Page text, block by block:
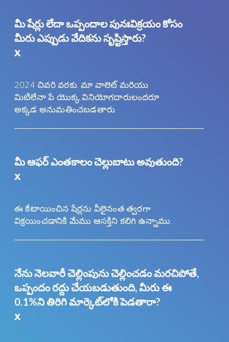
మీ షేర్లు లేదా ఒప్పందాల పునఃవిక్రయం కోసం
మీరు ఎప్పుడు వేదికను సృష్టిస్తారు?
x
2024 చివరి వరకు. మా వాలెట్ మరియు
మిటిలేనా పే యొక్క వినియోగదారులందరూ
అక్కడ అనుమతించబడతారు.
మీ ఆఫర్ ఎంతకాలం చెల్లుబాటు అవుతుంది?
x
ఈ కేటాయించిన షేర్లను వీలైనంత త్వరగా
విక్రయించడానికి మేము ఆసక్తిని కలిగి ఉన్నాము.
నేను నెలవారీ చెల్లింపును చెల్లించడం మరచిపోతే,
ఒప్పందం రద్దు చేయబడుతుంది, మీరు ఈ
0.1%ని తిరిగి మార్కెట్‌లోకి పెడతారా?
x